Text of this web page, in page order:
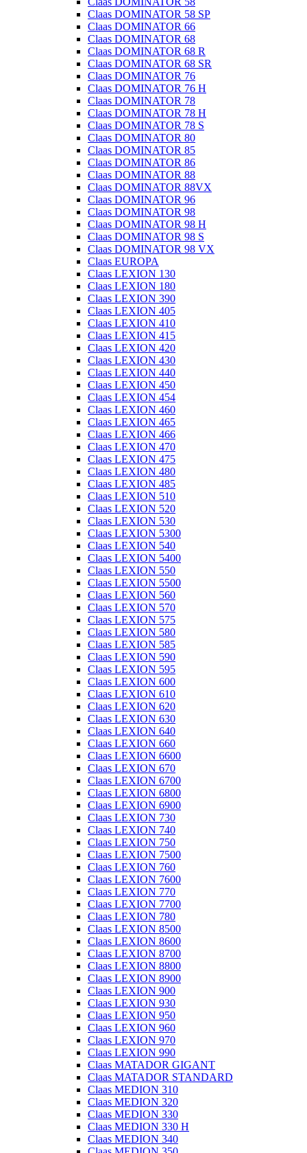
Claas DOMINATOR 58 SP
Claas DOMINATOR 66
Claas DOMINATOR 68
Claas DOMINATOR 68 R
Claas DOMINATOR 68 SR
Claas DOMINATOR 76
Claas DOMINATOR 76 H
Claas DOMINATOR 78
Claas DOMINATOR 78 H
Claas DOMINATOR 78 S
Claas DOMINATOR 80
Claas DOMINATOR 85
Claas DOMINATOR 86
Claas DOMINATOR 88
Claas DOMINATOR 88VX
Claas DOMINATOR 96
Claas DOMINATOR 98
Claas DOMINATOR 98 H
Claas DOMINATOR 98 S
Claas DOMINATOR 98 VX
Claas EUROPA
Claas LEXION 130
Claas LEXION 180
Claas LEXION 390
Claas LEXION 405
Claas LEXION 410
Claas LEXION 415
Claas LEXION 420
Claas LEXION 430
Claas LEXION 440
Claas LEXION 450
Claas LEXION 454
Claas LEXION 460
Claas LEXION 465
Claas LEXION 466
Claas LEXION 470
Claas LEXION 475
Claas LEXION 480
Claas LEXION 485
Claas LEXION 510
Claas LEXION 520
Claas LEXION 530
Claas LEXION 5300
Claas LEXION 540
Claas LEXION 5400
Claas LEXION 550
Claas LEXION 5500
Claas LEXION 560
Claas LEXION 570
Claas LEXION 575
Claas LEXION 580
Claas LEXION 585
Claas LEXION 590
Claas LEXION 595
Claas LEXION 600
Claas LEXION 610
Claas LEXION 620
Claas LEXION 630
Claas LEXION 640
Claas LEXION 660
Claas LEXION 6600
Claas LEXION 670
Claas LEXION 6700
Claas LEXION 6800
Claas LEXION 6900
Claas LEXION 730
Claas LEXION 740
Claas LEXION 750
Claas LEXION 7500
Claas LEXION 760
Claas LEXION 7600
Claas LEXION 770
Claas LEXION 7700
Claas LEXION 780
Claas LEXION 8500
Claas LEXION 8600
Claas LEXION 8700
Claas LEXION 8800
Claas LEXION 8900
Claas LEXION 900
Claas LEXION 930
Claas LEXION 950
Claas LEXION 960
Claas LEXION 970
Claas LEXION 990
Claas MATADOR GIGANT
Claas MATADOR STANDARD
Claas MEDION 310
Claas MEDION 320
Claas MEDION 330
Claas MEDION 330 H
Claas MEDION 340